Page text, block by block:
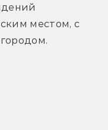
местом, с